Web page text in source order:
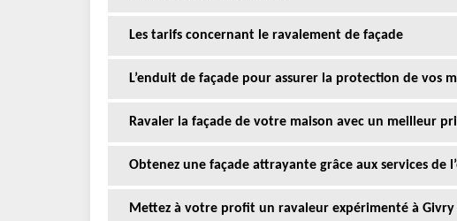
Les tarifs concernant le ravalement de façade
L’enduit de façade pour assurer la protection de vos
Ravaler la façade de votre maison avec un meilleur
Obtenez une façade attrayante grâce aux services de
Mettez à votre profit un ravaleur expérimenté à Givry